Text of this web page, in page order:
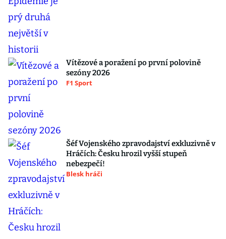
Vítězové a poražení po první polovině
sezóny 2026
F1 Sport
Šéf Vojenského zpravodajství exkluzivně v
Hráčích: Česku hrozil vyšší stupeň
nebezpečí!
Blesk hráči